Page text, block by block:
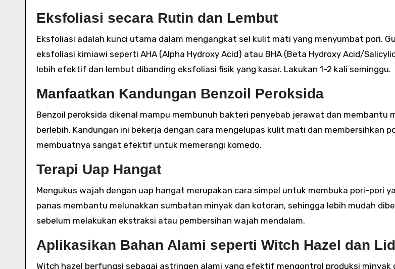
Eksfoliasi secara Rutin dan Lembut
Eksfoliasi adalah kunci utama dalam mengangkat sel kulit mati yang menyumbat pori.
eksfoliasi kimiawi seperti AHA (Alpha Hydroxy Acid) atau BHA (Beta Hydroxy Acid/
lebih efektif dan lembut dibanding eksfoliasi fisik yang kasar. Lakukan 1-2 kali seminggu.
Manfaatkan Kandungan Benzoil Peroksida
Benzoil peroksida dikenal mampu membunuh bakteri penyebab jerawat dan membantu
berlebih. Kandungan ini bekerja dengan cara mengelupas kulit mati dan membersihkan
membuatnya sangat efektif untuk memerangi komedo.
Terapi Uap Hangat
Mengukus wajah dengan uap hangat merupakan cara simpel untuk membuka pori-pori
panas membantu melunakkan sumbatan minyak dan kotoran, sehingga lebih mudah
sebelum melakukan ekstraksi atau pembersihan wajah mendalam.
Aplikasikan Bahan Alami seperti Witch Hazel dan
Witch hazel berfungsi sebagai astringen alami yang efektif mengontrol produksi minyak